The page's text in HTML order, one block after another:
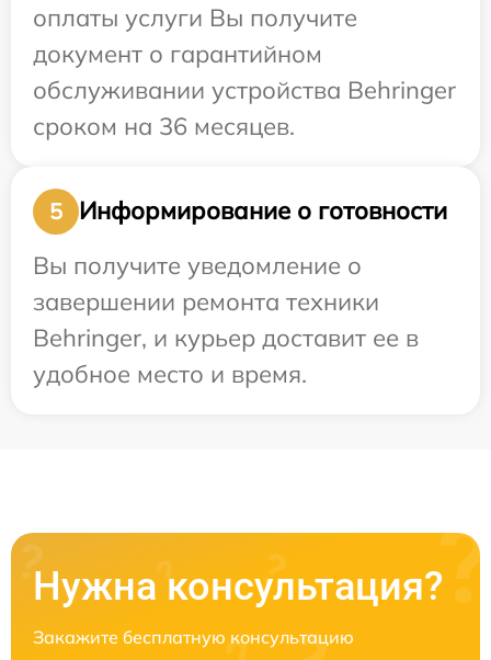
оплаты услуги Вы получите
документ о гарантийном
обслуживании устройства Behringer
сроком на 36 месяцев.
5
Информирование о готовности
Вы получите уведомление о
завершении ремонта техники
Behringer, и курьер доставит ее в
удобное место и время.
Нужна консультация?
Закажите бесплатную консультацию